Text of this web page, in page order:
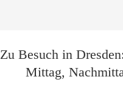
Zu Besuch in
Mittag,